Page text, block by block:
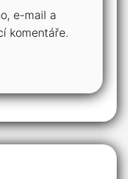
e-mail a
komentáře.